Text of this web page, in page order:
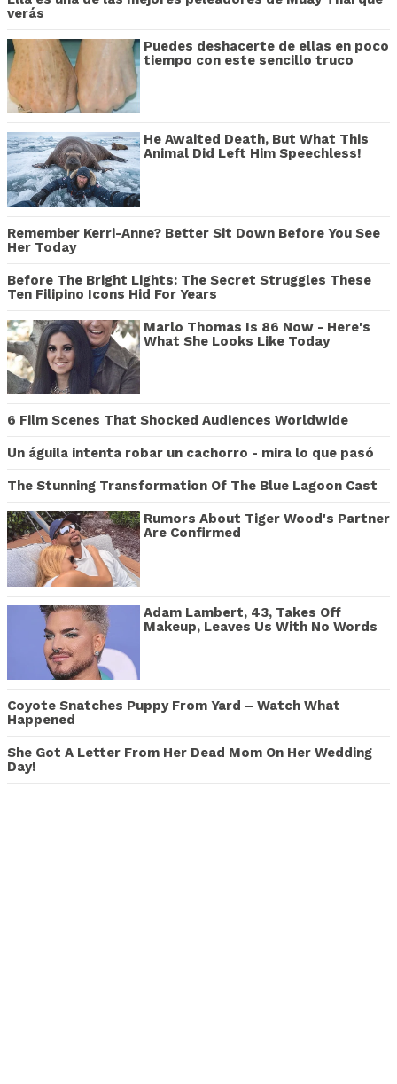
verás
Puedes deshacerte de ellas en poco
tiempo con este sencillo truco
He Awaited Death, But What This
Animal Did Left Him Speechless!
Remember Kerri-Anne? Better Sit Down Before You See
Her Today
Before The Bright Lights: The Secret Struggles These
Ten Filipino Icons Hid For Years
Marlo Thomas Is 86 Now - Here's
What She Looks Like Today
6 Film Scenes That Shocked Audiences Worldwide
Un águila intenta robar un cachorro - mira lo que pasó
The Stunning Transformation Of The Blue Lagoon Cast
Rumors About Tiger Wood's Partner
Are Confirmed
Adam Lambert, 43, Takes Off
Makeup, Leaves Us With No Words
Coyote Snatches Puppy From Yard – Watch What
Happened
She Got A Letter From Her Dead Mom On Her Wedding
Day!